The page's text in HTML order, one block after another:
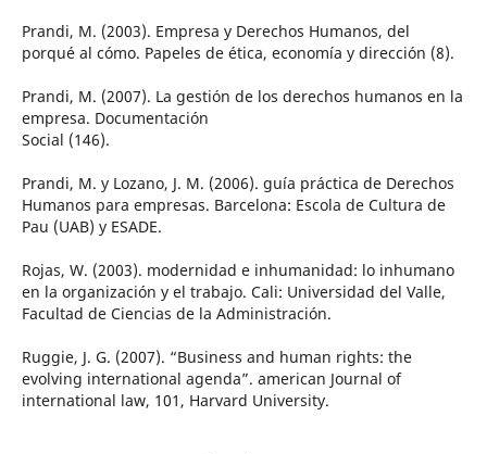
Prandi, M. (2003). Empresa y Derechos Humanos, del
porqué al cómo. Papeles de ética, economía y dirección (8).
Prandi, M. (2007). La gestión de los derechos humanos en la
empresa. Documentación
Social (146).
Prandi, M. y Lozano, J. M. (2006). guía práctica de Derechos
Humanos para empresas. Barcelona: Escola de Cultura de
Pau (UAB) y ESADE.
Rojas, W. (2003). modernidad e inhumanidad: lo inhumano
en la organización y el trabajo. Cali: Universidad del Valle,
Facultad de Ciencias de la Administración.
Ruggie, J. G. (2007). “Business and human rights: the
evolving international agenda”. american Journal of
international law, 101, Harvard University.